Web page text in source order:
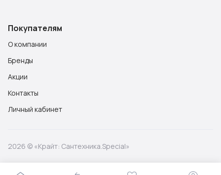
Покупателям
О компании
Бренды
Акции
Контакты
Личный кабинет
2026 © «Крайт: Сантехника.Special»